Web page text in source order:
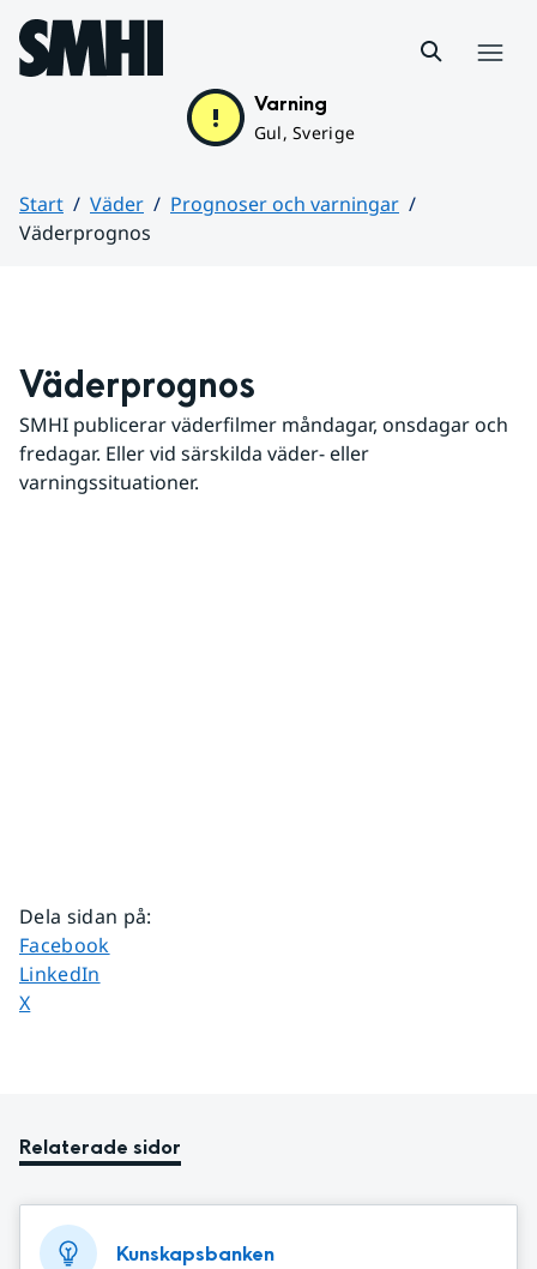
Hoppa till sidans innehåll
Varning
Gul, Sverige
Start Väder
Prognoser och varningar
Väderprognos
Väderprognos
SMHI publicerar väderfilmer måndagar, onsdagar och
fredagar. Eller vid särskilda väder- eller
varningssituationer.
Dela sidan på:
Dela sidan på
Facebook
Dela sidan på
LinkedIn
Dela sidan på
X
Relaterade sidor
Kunskapsbanken